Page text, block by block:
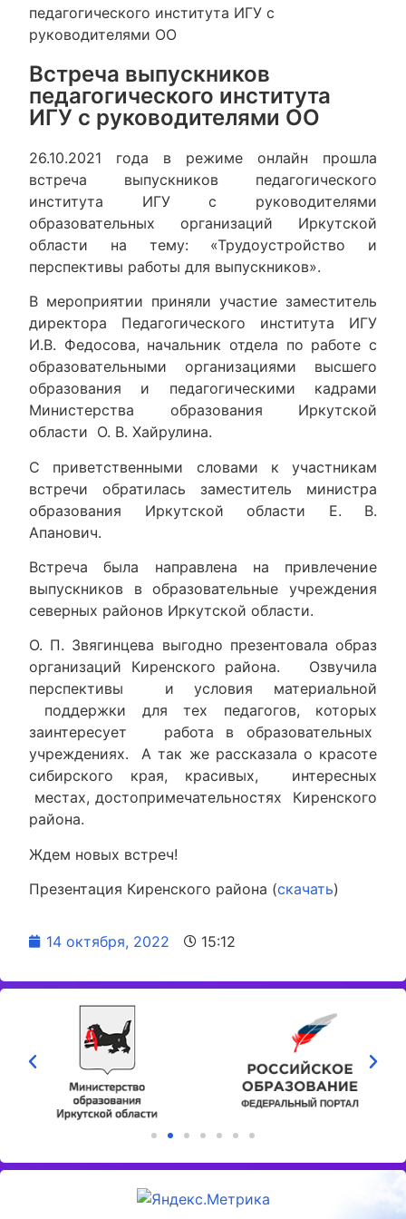
педагогического института ИГУ с
руководителями ОО
Встреча выпускников
педагогического института
ИГУ с руководителями ОО
26.10.2021 года в режиме онлайн прошла
встреча выпускников педагогического
института ИГУ с руководителями
образовательных организаций Иркутской
области на тему: «Трудоустройство и
перспективы работы для выпускников».
В мероприятии приняли участие заместитель
директора Педагогического института ИГУ
И.В. Федосова, начальник отдела по работе с
образовательными организациями высшего
образования и педагогическими кадрами
Министерства образования Иркутской
области О. В. Хайрулина.
С приветственными словами к участникам
встречи обратилась заместитель министра
образования Иркутской области Е. В.
Апанович.
Встреча была направлена на привлечение
выпускников в образовательные учреждения
северных районов Иркутской области.
О. П. Звягинцева выгодно презентовала образ
организаций Киренского района. Озвучила
перспективы и условия материальной
поддержки для тех педагогов, которых
заинтересует работа в образовательных
учреждениях. А так же рассказала о красоте
сибирского края, красивых, интересных
местах, достопримечательностях Киренского
района.
Ждем новых встреч!
Презентация Киренского района (скачать)
14 октября, 2022 15:12